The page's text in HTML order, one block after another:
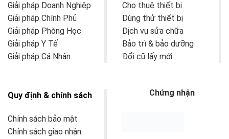
Giải pháp Doanh Nghiệp
Giải pháp Chính Phủ
Giải pháp Phòng Học
Giải pháp Y Tế
Giải pháp Cá Nhân
Cho thuê thiết bị
Dùng thử thiết bị
Dịch vụ sửa chữa
Bảo trì & bảo dưỡng
Đổi cũ lấy mới
Quy định & chính sách
Chính sách bảo mật
Chính sách giao nhận
Chứng nhận